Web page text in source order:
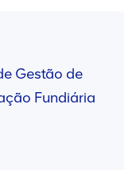
Gestão de
Fundiária